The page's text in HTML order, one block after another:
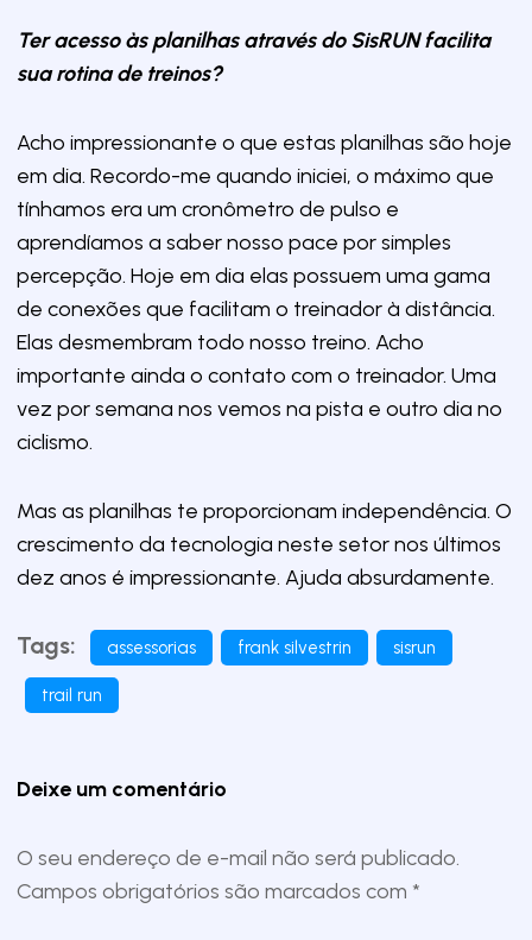
Ter acesso às planilhas através do SisRUN facilita
sua rotina de treinos?
Acho impressionante o que estas planilhas são hoje
em dia. Recordo-me quando iniciei, o máximo que
tínhamos era um cronômetro de pulso e
aprendíamos a saber nosso pace por simples
percepção. Hoje em dia elas possuem uma gama
de conexões que facilitam o treinador à distância.
Elas desmembram todo nosso treino. Acho
importante ainda o contato com o treinador. Uma
vez por semana nos vemos na pista e outro dia no
ciclismo.
Mas as planilhas te proporcionam independência. O
crescimento da tecnologia neste setor nos últimos
dez anos é impressionante. Ajuda absurdamente.
Tags: assessorias frank silvestrin sisrun
trail run
Deixe um comentário
O seu endereço de e-mail não será publicado.
Campos obrigatórios são marcados com *